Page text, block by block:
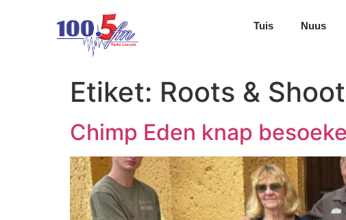
Tuis Nuus
Etiket: Roots &
Chimp Eden knap